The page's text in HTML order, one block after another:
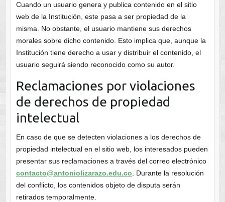
Cuando un usuario genera y publica contenido en el sitio
web de la Institución, este pasa a ser propiedad de la
misma. No obstante, el usuario mantiene sus derechos
morales sobre dicho contenido. Esto implica que, aunque la
Institución tiene derecho a usar y distribuir el contenido, el
usuario seguirá siendo reconocido como su autor.
Reclamaciones por violaciones
de derechos de propiedad
intelectual
En caso de que se detecten violaciones a los derechos de
propiedad intelectual en el sitio web, los interesados pueden
presentar sus reclamaciones a través del correo electrónico
contacto@antoniolizarazo.edu.co . Durante la resolución
del conflicto, los contenidos objeto de disputa serán
retirados temporalmente.